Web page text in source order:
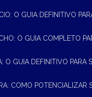
O GUIA DEFINITIVO
O GUIA COMPLETO
O GUIA DEFINITIVO PARA
COMO POTENCIALIZAR